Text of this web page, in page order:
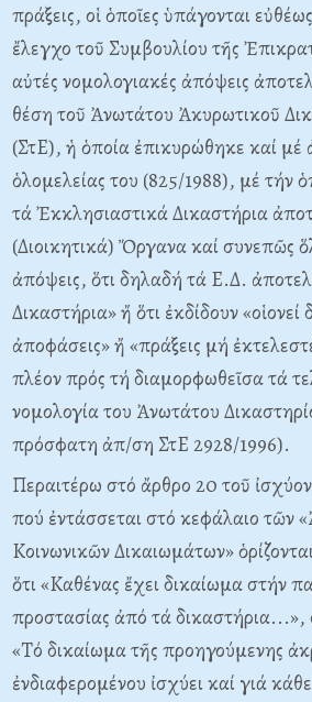
πράξεις, οἱ ὁποῖες ὑπάγονται
ἔλεγχο τοῦ Συμβουλίου τῆς
αὐτές νομολογιακές ἀπόψεις
θέση τοῦ Ἀνωτάτου Ἀκυρωτικοῦ
(ΣτE), ἡ ὁποία ἐπικυρώθηκε καί
ὁλομελείας του (825/1988), μέ τήν
τά Ἐκκλησιαστικά Δικαστήρια
(Διοικητικά) Ὄργανα καί συνεπῶς
ἀπόψεις, ὅτι δηλαδή τά E.Δ.
Δικαστήρια» ἤ ὅτι ἐκδίδουν «οἱονεί
ἀποφάσεις» ἤ «πράξεις μή
πλέον πρός τή διαμορφωθεῖσα τά
νομολογία του Ἀνωτάτου
πρόσφατη ἀπ/ση ΣτE 2928/1996).
Περαιτέρω στό ἄρθρο 20 τοῦ
πού ἐντάσσεται στό κεφάλαιο τῶν
Kοινωνικῶν Δικαιωμάτων»
ὅτι «Kαθένας ἔχει δικαίωμα στήν
προστασίας ἀπό τά
«Tό δικαίωμα τῆς προηγούμενης
ἐνδιαφερομένου ἰσχύει καί γιά